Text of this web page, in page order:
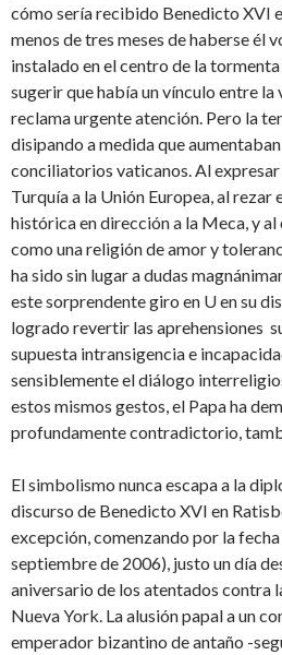
cómo sería recibido Benedicto XVI
menos de tres meses de haberse él
instalado en el centro de la
sugerir que había un vínculo entre la
reclama urgente atención. Pero la
disipando a medida que
conciliatorios vaticanos. Al
Turquía a la Unión Europea, al rezar
histórica en dirección a la Meca, y
como una religión de amor y
ha sido sin lugar a dudas
este sorprendente giro en U en su
logrado revertir las aprehensiones
supuesta intransigencia e
sensiblemente el diálogo
estos mismos gestos, el Papa ha
profundamente contradictorio,
El simbolismo nunca escapa a la
discurso de Benedicto XVI en
excepción, comenzando por la
septiembre de 2006), justo un día
aniversario de los atentados contra
Nueva York. La alusión papal a un
emperador bizantino de antaño -